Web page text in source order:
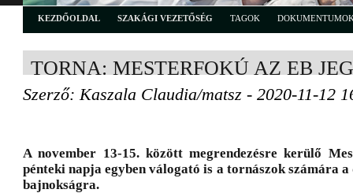
KEZDŐOLDAL SZAKÁGI VEZETŐSÉG TAGOK
TORNA: MESTERFOKÚ AZ EB
Szerző: Kaszala Claudia/matsz - 2020-11-12
A november 13-15. között megrendezésre kerülő
pénteki napja egyben válogató is a tornászok számára
bajnokságra.